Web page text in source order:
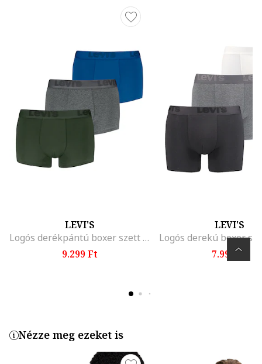
LEVI'S
Logós derékpántú boxer szett - 3 db, Melange sötétszürke/Királykék/Halvány khaki
9.299 Ft
LEVI'S
7.999 Ft
Nézze meg ezeket is